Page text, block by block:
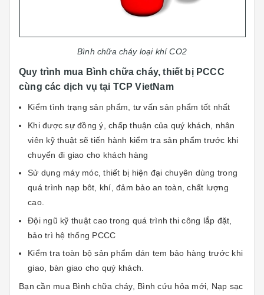
Bình chữa cháy loại khí CO2
Quy trình mua Bình chữa cháy, thiết bị PCCC
cùng các dịch vụ tại TCP VietNam
Kiểm tình trạng sản phẩm, tư vấn sản phẩm tốt nhất
Khi được sự đồng ý, chấp thuận của quý khách, nhân
viên kỹ thuật sẽ tiến hành kiểm tra sản phẩm trước khi
chuyển đi giao cho khách hàng
Sử dụng máy móc, thiết bị hiện đại chuyên dùng trong
quá trình nạp bôt, khí, đảm bảo an toàn, chất lượng
cao.
Đội ngũ kỹ thuật cao trong quá trình thi công lắp đặt,
bảo trì hệ thống PCCC
Kiểm tra toàn bộ sản phẩm dán tem bảo hàng trước khi
giao, bàn giao cho quý khách.
Bạn cần mua Bình chữa cháy, Bình cứu hỏa mới, Nạp sạc